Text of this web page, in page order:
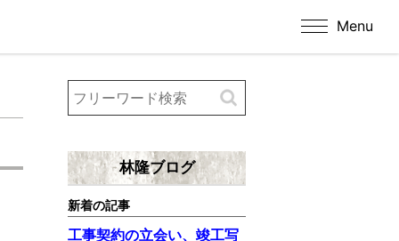
Menu
林隆ブログ
新着の記事
工事契約の立会い、竣工写